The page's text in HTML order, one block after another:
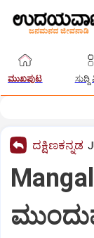
ಮುಖಪುಟ
ದಕ್ಷಿಣಕನ್ನಡ